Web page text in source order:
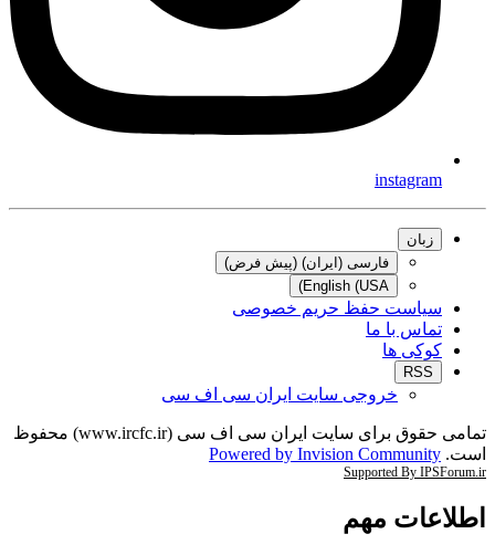
instagram
زبان
فارسی (ایران) (پیش فرض)
English (USA)
سیاست حفظ حریم خصوصی
تماس با ما
کوکی ها
RSS
خروجی سایت ایران سی اف سی
تمامی حقوق برای سایت ایران سی اف سی (www.ircfc.ir) محفوظ
است. Powered by Invision Community
Supported By IPSForum.ir
اطلاعات مهم